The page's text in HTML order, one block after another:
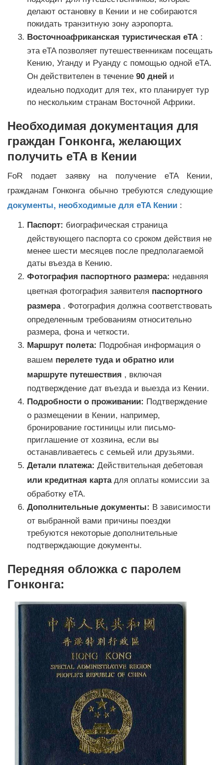
делают остановку в Кении и не собираются
покидать транзитную зону аэропорта.
Восточноафриканская туристическая eTA :
эта eTA позволяет путешественникам посещать
Кению, Уганду и Руанду с помощью одной eTA.
Он действителен в течение 90 дней и
идеально подходит для тех, кто планирует тур
по нескольким странам Восточной Африки.
Необходимая документация для
граждан Гонконга, желающих
получить eTA в Кении
FoR подает заявку на получение eTA Кении,
гражданам Гонконга обычно требуются следующие
документы, необходимые для eTA Кении :
Паспорт: биографическая страница
действующего паспорта со сроком действия не
менее шести месяцев после предполагаемой
даты въезда в Кению.
Фотография паспортного размера: недавняя
цветная фотография заявителя паспортного
размера. Фотография должна соответствовать
определенным требованиям относительно
размера, фона и четкости.
Маршрут полета: Подробная информация о
вашем перелете туда и обратно или
маршруте путешествия , включая
подтверждение дат въезда и выезда из Кении.
Подробности о проживании: Подтверждение
о размещении в Кении, например,
бронирование гостиницы или письмо-
приглашение от хозяина, если вы
останавливаетесь с семьей или друзьями.
Детали платежа: Действительная дебетовая
или кредитная картадля оплаты комиссии за
обработку eTA.
Дополнительные документы: В зависимости
от выбранной вами причины поездки
требуются некоторые дополнительные
подтверждающие документы.
Передняя обложка с паролем
Гонконга: